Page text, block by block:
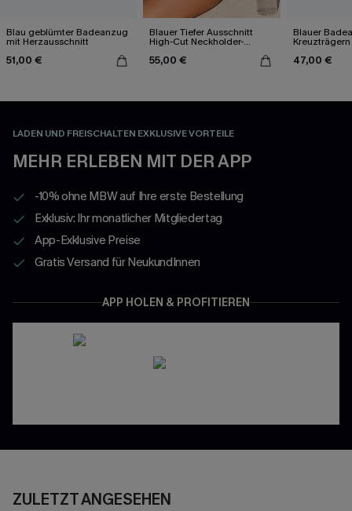
Blau geblümter Badeanzug
mit Herzausschnitt
51,00 €
Blauer Tiefer Ausschnitt
High-Cut Neckholder-
55,00 €
Blauer
47,00 €
LADEN UND FREISCHALTEN EXKLUSIVE VORTEILE
MEHR ERLEBEN MIT DER APP
-10% ohne MBW auf Ihre erste Bestellung
Exklusiv: Ihr monatlicher Mitgliedertag
App-Exklusive Preise
Gratis Versand für NeukundInnen
APP HOLEN & PROFITIEREN
ZULETZT ANGESEHEN